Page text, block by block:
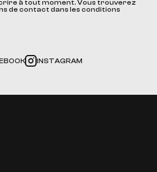
à tout moment. Vous trouverez
de contact dans les conditions
INSTAGRAM